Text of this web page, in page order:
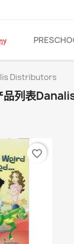
Distributors
品列表
favorite_border